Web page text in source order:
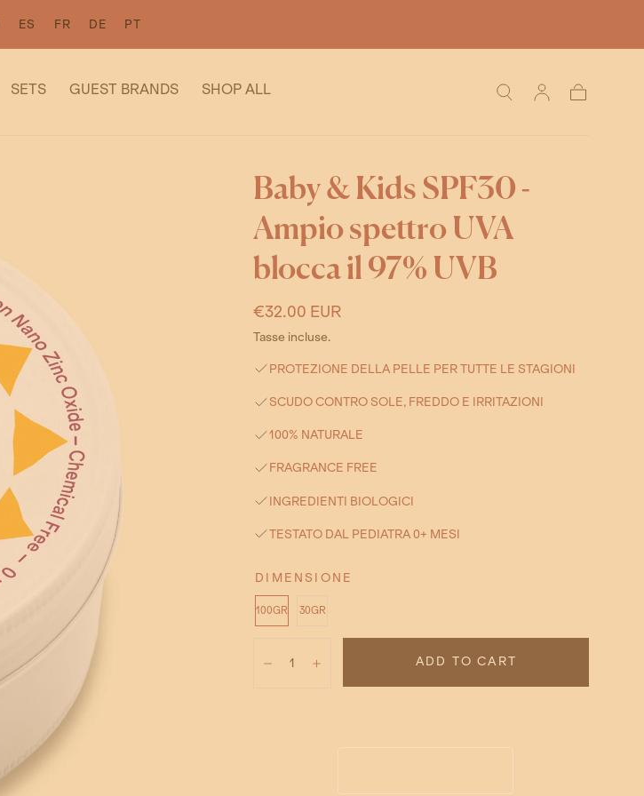
ES FR DE PT
SETS GUEST BRANDS SHOP ALL
Baby & Kids SPF30 -
Ampio spettro UVA
blocca il 97% UVB
Regular
price
€32.00 EUR
Tasse incluse.
PROTEZIONE DELLA PELLE PER TUTTE LE STAGIONI
SCUDO CONTRO SOLE, FREDDO E IRRITAZIONI
100% NATURALE
FRAGRANCE FREE
INGREDIENTI BIOLOGICI
TESTATO DAL PEDIATRA 0+ MESI
DIMENSIONE
100GR 30GR
Diminuzione
Aumento
ADD TO CART